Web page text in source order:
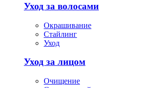
Уход за волосами
Окрашивание
Стайлинг
Уход
Уход за лицом
Очищение